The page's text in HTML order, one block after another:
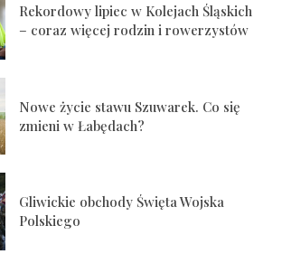
Rekordowy lipiec w Kolejach Śląskich
– coraz więcej rodzin i rowerzystów
Nowe życie stawu Szuwarek. Co się
zmieni w Łabędach?
Gliwickie obchody Święta Wojska
Polskiego